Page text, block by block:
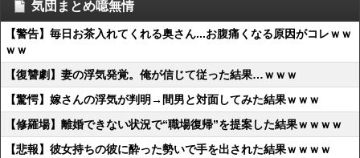
気団まとめ噫無情
【警告】毎日お茶入れてくれる奥さん...お腹痛くなる原因がコレｗｗ
ｗｗ
【復讐劇】妻の浮気発覚。俺が信じて従った結果…ｗｗｗ
【驚愕】嫁さんの浮気が判明→間男と対面してみた結果ｗｗｗ
【修羅場】離婚できない状況で“職場復帰”を提案した結果ｗｗｗｗ
【悲報】彼女持ちの彼に酔った勢いで手を出された結果ｗｗｗｗ